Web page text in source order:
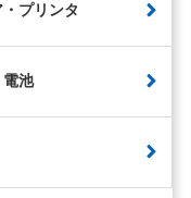
プリンタ
電池